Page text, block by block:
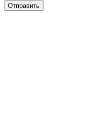
Отправить